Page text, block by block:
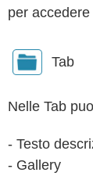
per
Tab
Nelle Tab
- Testo
- Gallery